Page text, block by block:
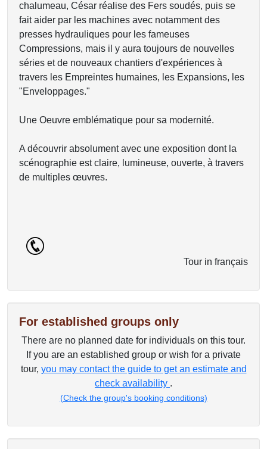
chalumeau, César réalise des Fers soudés, puis se
fait aider par les machines avec notamment des
presses hydrauliques pour les fameuses
Compressions, mais il y aura toujours de nouvelles
séries et de nouveaux chantiers d'expériences à
travers les Empreintes humaines, les Expansions, les
"Enveloppages."
Une Oeuvre emblématique pour sa modernité.
A découvrir absolument avec une exposition dont la
scénographie est claire, lumineuse, ouverte, à travers
de multiples œuvres.
Tour in français
For established groups only
There are no planned date for individuals on this tour.
If you are an established group or wish for a private
tour, you may contact the guide to get an estimate and
check availability .
(Check the group's booking conditions)